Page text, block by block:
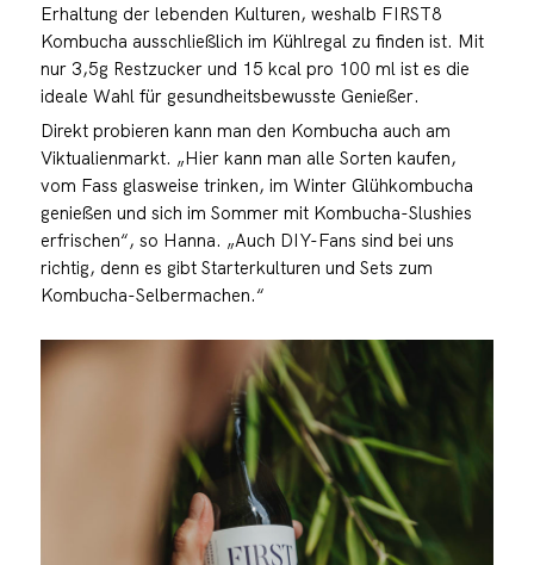
Erhaltung der lebenden Kulturen, weshalb FIRST8
Kombucha ausschließlich im Kühlregal zu finden ist. Mit
nur 3,5g Restzucker und 15 kcal pro 100 ml ist es die
ideale Wahl für gesundheitsbewusste Genießer.
Direkt probieren kann man den Kombucha auch am
Viktualienmarkt. „Hier kann man alle Sorten kaufen,
vom Fass glasweise trinken, im Winter Glühkombucha
genießen und sich im Sommer mit Kombucha-Slushies
erfrischen“, so Hanna. „Auch DIY-Fans sind bei uns
richtig, denn es gibt Starterkulturen und Sets zum
Kombucha-Selbermachen.“